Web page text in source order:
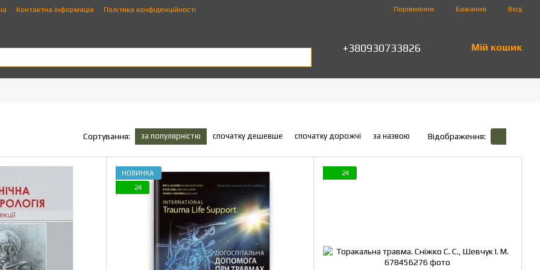
Контактна інформація Політика конфіденційності Порівняння Бажання Вхід
+380930733826 Мій кошик
Сортування: за популярністю спочатку дешевше спочатку дорожчі за назвою Відображення:
НОВИНКА
24
24